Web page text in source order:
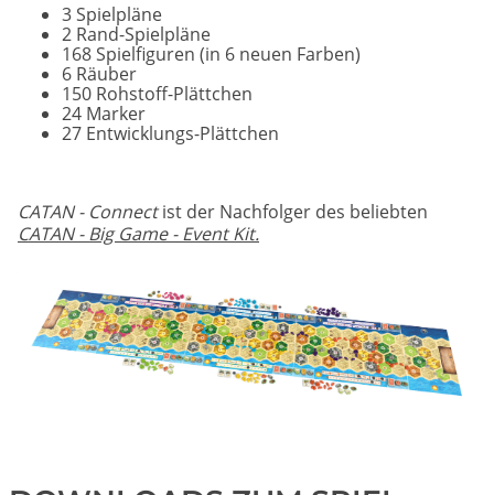
3 Spielpläne
2 Rand-Spielpläne
168 Spielfiguren (in 6 neuen Farben)
6 Räuber
150 Rohstoff-Plättchen
24 Marker
27 Entwicklungs-Plättchen
CATAN - Connectist der Nachfolger des beliebten
CATAN - Big Game - Event Kit.